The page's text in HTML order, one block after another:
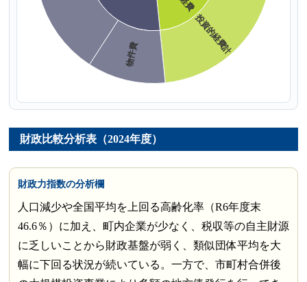
財政比較分析表（2024年度）
財政力指数の分析欄
人口減少や全国平均を上回る高齢化率（R6年度末
46.6％）に加え、町内企業が少なく、税収等の自主財源
に乏しいことから財政基盤が弱く、類似団体平均を大
幅に下回る状況が続いている。一方で、市町村合併後